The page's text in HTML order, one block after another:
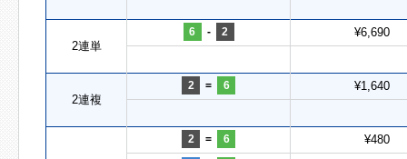
2連単
6 - 2 ¥6,690
2連複
2 = 6 ¥1,640
2 = 6 ¥480